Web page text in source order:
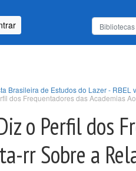
Brasileira de Estudos do Lazer - RBEL
dos Frequentadores das Academias
o Perfil dos
rr Sobre a